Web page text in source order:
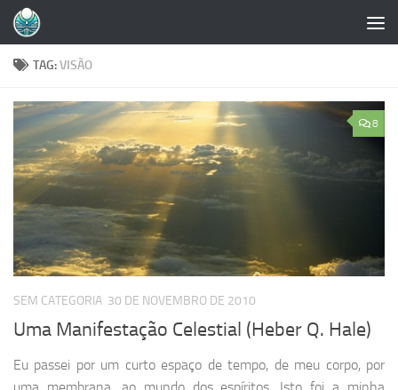
Skip to content
TAG:VISÃO
8
SEM CATEGORIA 30 DE NOVEMBRO DE 2010
Uma Manifestação Celestial (Heber Q. Hale)
Eu passei por um curto espaço de tempo, de meu corpo, por